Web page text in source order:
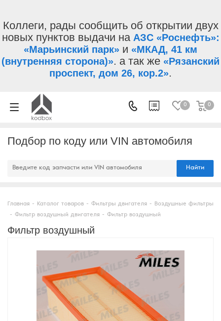
Коллеги, рады сообщить об открытии двух
новых пунктов выдачи на АЗС «Роснефть»:
«Марьинский парк» и «МКАД, 41 км
(внутренняя сторона)». а так же «Рязанский
проспект, дом 26, кор.2».
0 0
Подбор по коду или VIN автомобиля
Найти
Главная - Каталог товаров - Фильтры двигателя -
Воздушные фильтры
- Фильтр воздушный двигателя - Фильтр воздушный
Фильтр воздушный